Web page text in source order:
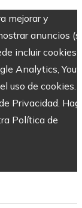
mejorar y
anuncios
incluir cookies
Analytics,
uso de cookies.
Privacidad.
Política de